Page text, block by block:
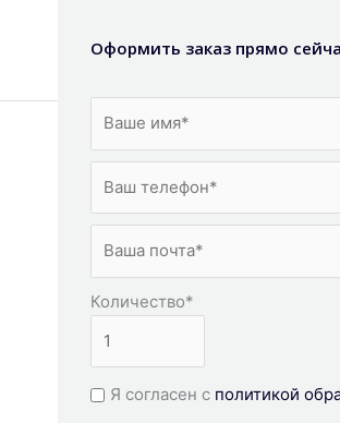
Оформить заказ прямо
Количество*
Я согласен с политикой